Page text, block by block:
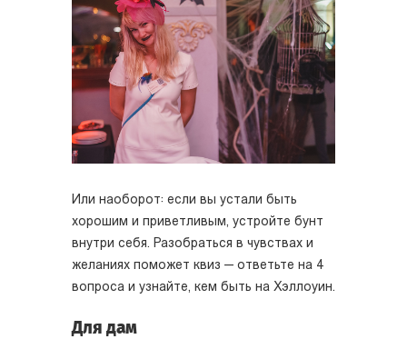
Или наоборот: если вы устали быть
хорошим и приветливым, устройте бунт
внутри себя. Разобраться в чувствах и
желаниях поможет квиз — ответьте на 4
вопроса и узнайте, кем быть на Хэллоуин.
Для дам